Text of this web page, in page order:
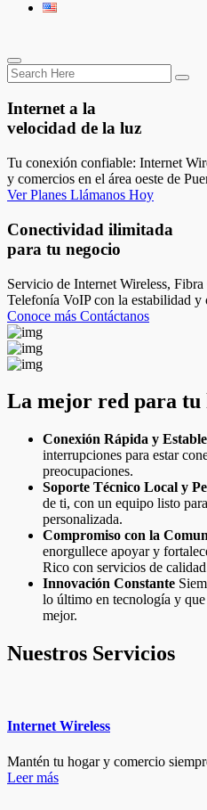
Internet a la
velocidad de la luz
Tu conexión confiable: Internet
y comercios en el área oeste de
Ver Planes Llámanos Hoy
Conectividad ilimitada
para tu negocio
Servicio de Internet Wireless,
Telefonía VoIP con la estabilidad y
Conoce más Contáctanos
La mejor red para tu
Conexión Rápida y Estable
interrupciones para estar
preocupaciones.
Soporte Técnico Local y
de ti, con un equipo listo
personalizada.
Compromiso con la
enorgullece apoyar y
Rico con servicios de
Innovación Constante
lo último en tecnología y
mejor.
Nuestros Servicios
Internet Wireless
Mantén tu hogar y comercio
Leer más